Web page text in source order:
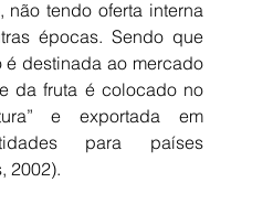
não tendo oferta interna
épocas. Sendo que
é destinada ao mercado
da fruta é colocado no
e exportada em
para países
2002).